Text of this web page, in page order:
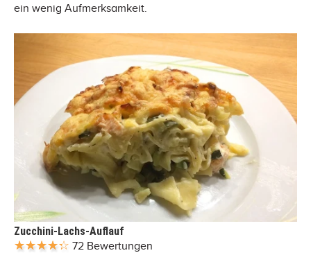
ein wenig Aufmerksamkeit.
Zucchini-Lachs-Auflauf
72 Bewertungen